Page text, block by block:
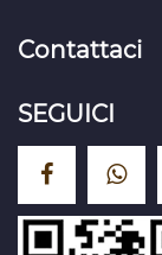
Contattaci
SEGUICI